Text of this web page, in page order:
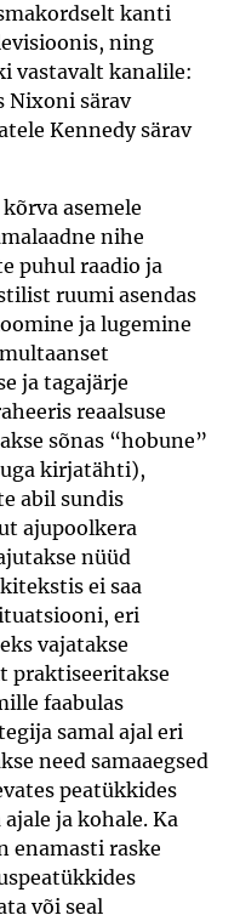
kanti
ning
vastavalt kanalile:
Nixoni särav
Kennedy särav
asemele
nihe
puhul raadio ja
ruumi asendas
ja lugemine
ja tagajärje
reaalsuse
sõnas “hobune”
kirjatähti),
abil sundis
ajupoolkera
nüüd
ei saa
eri
vajatakse
praktiseeritakse
faabulas
samal ajal eri
need samaaegsed
peatükkides
ja kohale. Ka
enamasti raske
või seal